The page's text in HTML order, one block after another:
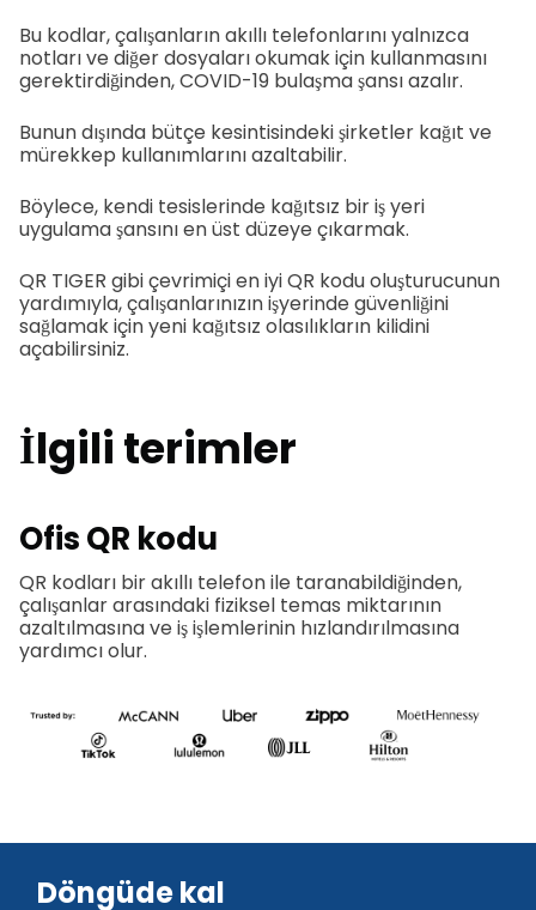
Bu kodlar, çalışanların akıllı telefonlarını yalnızca
notları ve diğer dosyaları okumak için kullanmasını
gerektirdiğinden, COVID-19 bulaşma şansı azalır.
Bunun dışında bütçe kesintisindeki şirketler kağıt ve
mürekkep kullanımlarını azaltabilir.
Böylece, kendi tesislerinde kağıtsız bir iş yeri
uygulama şansını en üst düzeye çıkarmak.
QR TIGER gibi çevrimiçi en iyi QR kodu oluşturucunun
yardımıyla, çalışanlarınızın işyerinde güvenliğini
sağlamak için yeni kağıtsız olasılıkların kilidini
açabilirsiniz.
İlgili terimler
Ofis QR kodu
QR kodları bir akıllı telefon ile taranabildiğinden,
çalışanlar arasındaki fiziksel temas miktarının
azaltılmasına ve iş işlemlerinin hızlandırılmasına
yardımcı olur.
Döngüde kal